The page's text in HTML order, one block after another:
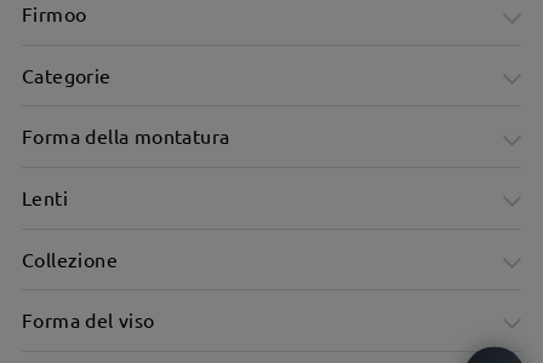
Firmoo
Categorie
Forma della montatura
Lenti
Collezione
Forma del viso